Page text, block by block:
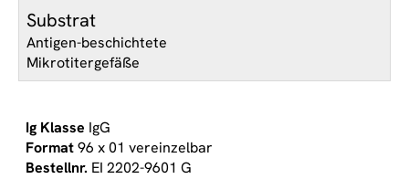
Substrat
Antigen-beschichtete
Mikrotitergefäße
IgG
96 x 01 vereinzelbar
EI 2202-9601 G